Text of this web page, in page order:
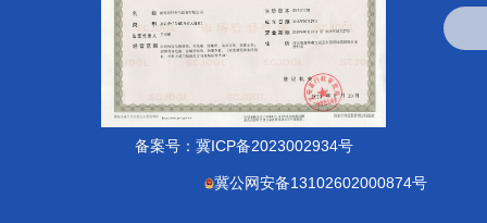
备案号： 冀ICP备2023002934号
冀公网安备13102602000874号